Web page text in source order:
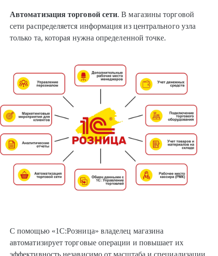
Автоматизация торговой сети. В магазины торговой
сети распределяется информация из центрального узла
только та, которая нужна определенной точке.
С помощью «1С:Розница» владелец магазина
автоматизирует торговые операции и повышает их